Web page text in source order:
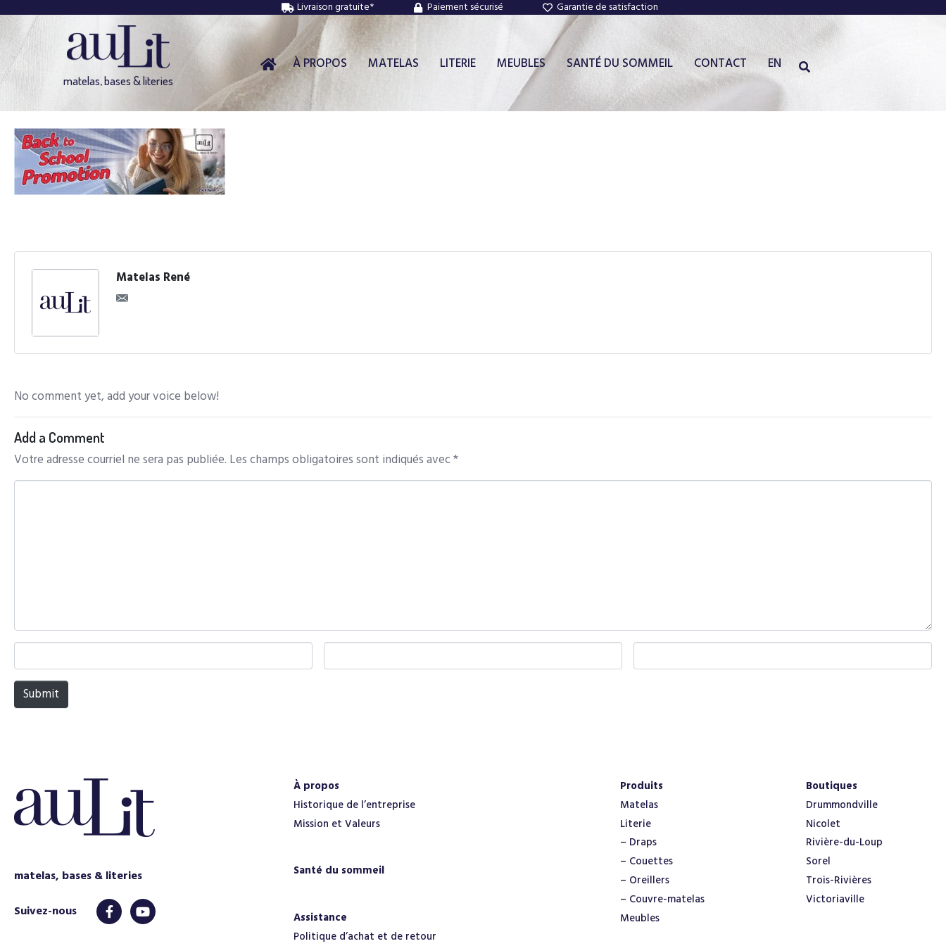
Livraison gratuite* Paiement sécurisé Garantie de satisfaction
matelas, bases & literies
À PROPOS MATELAS LITERIE MEUBLES SANTÉ DU SOMMEIL CONTACT EN
Matelas René
No comment yet, add your voice below!
Add a Comment
Votre adresse courriel ne sera pas publiée. Les champs obligatoires sont indiqués avec*
C
N
a
m
e
E
m
W
e
Submit
matelas, bases & literies
À propos
Historique de l’entreprise
Mission et Valeurs
Santé du sommeil
Assistance
Politique d’achat et de retour
Produits
Matelas
Literie
– Draps
– Couettes
– Oreillers
– Couvre-matelas
Meubles
Boutiques
Drummondville
Nicolet
Rivière-du-Loup
Sorel
Trois-Rivières
Victoriaville